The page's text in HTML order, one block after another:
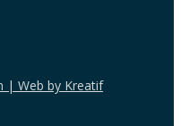
| Web by Kreatif